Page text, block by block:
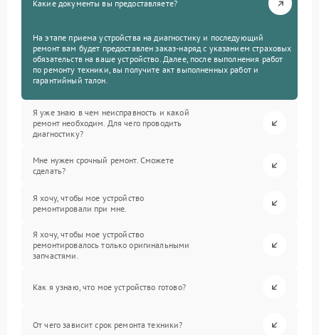
Какие документы вы предоставляете?
На этапе приема устройства на диагностику и последующий
ремонт вам будет предоставлен заказ-наряд с указанием страховых
обязательств на ваше устройство. Далее, после выполнения работ
по ремонту техники, вы получите акт выполненных работ и
гарантийный талон.
Я уже знаю в чем неисправность и какой
ремонт необходим. Для чего проводить
диагностику?
Мне нужен срочный ремонт. Сможете
сделать?
Я хочу, чтобы мое устройство
ремонтировали при мне.
Я хочу, чтобы мое устройство
ремонтировалось только оригинальными
запчастями.
Как я узнаю, что мое устройство готово?
От чего зависит срок ремонта техники?